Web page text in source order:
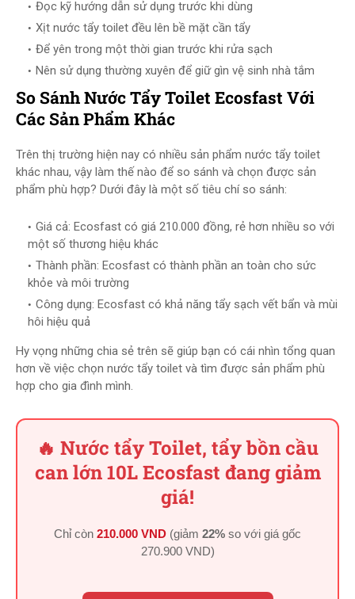
Đọc kỹ hướng dẫn sử dụng trước khi dùng
Xịt nước tẩy toilet đều lên bề mặt cần tẩy
Để yên trong một thời gian trước khi rửa sạch
Nên sử dụng thường xuyên để giữ gìn vệ sinh nhà tắm
So Sánh Nước Tẩy Toilet Ecosfast Với
Các Sản Phẩm Khác
Trên thị trường hiện nay có nhiều sản phẩm nước tẩy toilet
khác nhau, vậy làm thế nào để so sánh và chọn được sản
phẩm phù hợp? Dưới đây là một số tiêu chí so sánh:
Giá cả: Ecosfast có giá 210.000 đồng, rẻ hơn nhiều so với
một số thương hiệu khác
Thành phần: Ecosfast có thành phần an toàn cho sức
khỏe và môi trường
Công dụng: Ecosfast có khả năng tẩy sạch vết bẩn và mùi
hôi hiệu quả
Hy vọng những chia sẻ trên sẽ giúp bạn có cái nhìn tổng quan
hơn về việc chọn nước tẩy toilet và tìm được sản phẩm phù
hợp cho gia đình mình.
🔥 Nước tẩy Toilet, tẩy bồn cầu
can lớn 10L Ecosfast đang giảm
giá!
Chỉ còn 210.000 VND (giảm 22% so với giá gốc
270.900 VND)